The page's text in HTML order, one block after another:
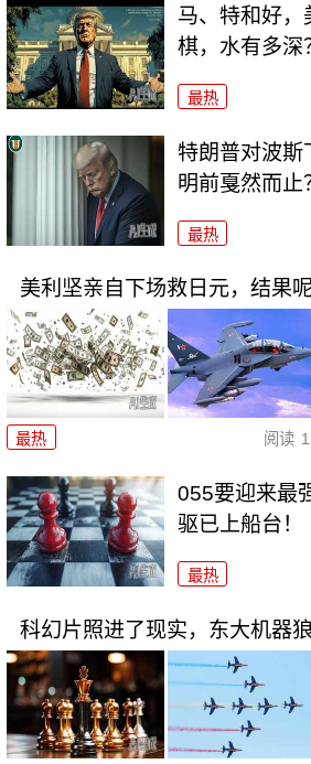
马、特和好，
棋，水有多深
最热
特朗普对波斯
明前戛然而止
最热
美利坚亲自下场救日元，结果
最热 阅读
055要迎来最
驱已上船台！
最热
科幻片照进了现实，东大机器